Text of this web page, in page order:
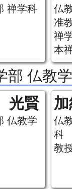
禅学科
仏
准
禅
本
部 仏教
光賢
仏教学
仏
科
教